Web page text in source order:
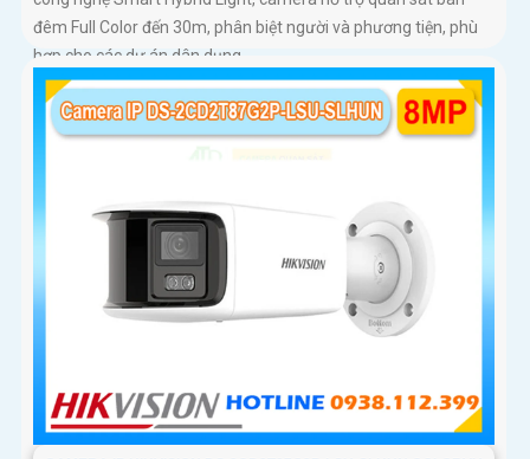
đêm Full Color đến 30m, phân biệt người và phương tiện, phù
hợp cho các dự án dân dụng